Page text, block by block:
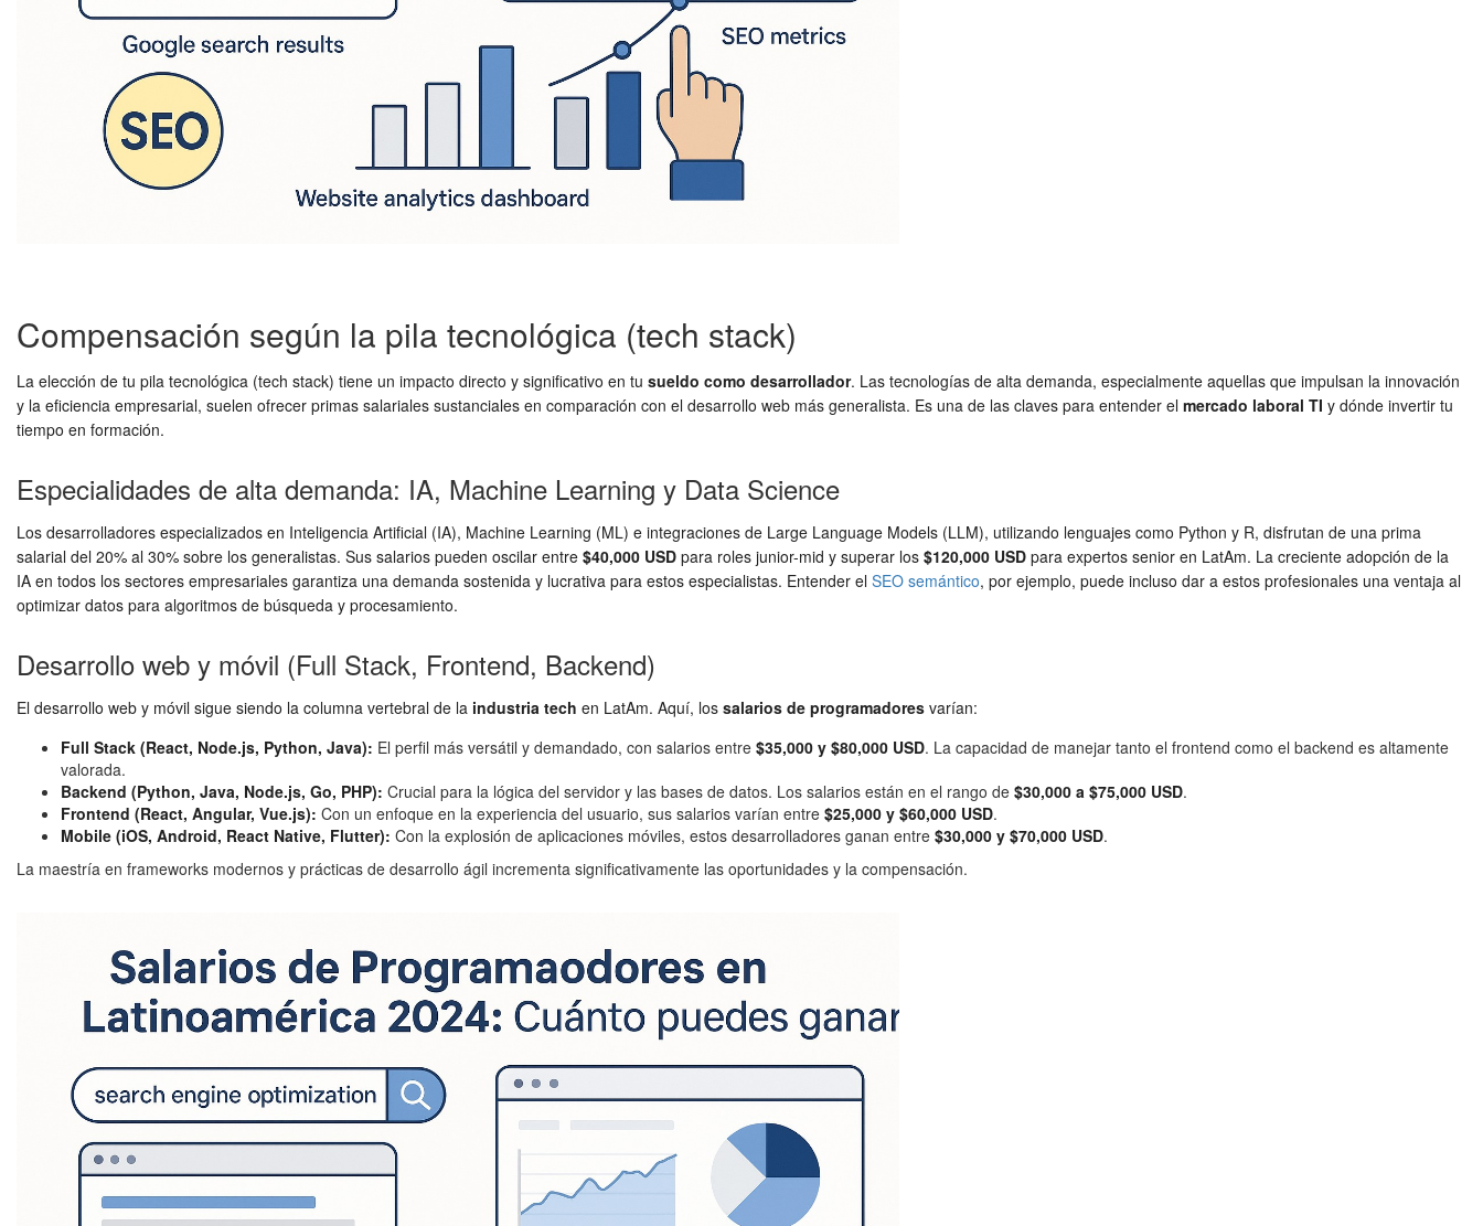
Compensación según la pila tecnológica (tech stack)
La elección de tu pila tecnológica (tech stack) tiene un impacto directo y significativo en tu sueldo como desarrollador. Las tecnologías de alta demanda, especialmente aquellas que impulsan la innovación
y la eficiencia empresarial, suelen ofrecer primas salariales sustanciales en comparación con el desarrollo web más generalista. Es una de las claves para entender el mercado laboral TI y dónde invertir tu
tiempo en formación.
Especialidades de alta demanda: IA, Machine Learning y Data Science
Los desarrolladores especializados en Inteligencia Artificial (IA), Machine Learning (ML) e integraciones de Large Language Models (LLM), utilizando lenguajes como Python y R, disfrutan de una prima
salarial del 20% al 30% sobre los generalistas. Sus salarios pueden oscilar entre $40,000 USD para roles junior-mid y superar los $120,000 USD para expertos senior en LatAm. La creciente adopción de la
IA en todos los sectores empresariales garantiza una demanda sostenida y lucrativa para estos especialistas. Entender el SEO semántico, por ejemplo, puede incluso dar a estos profesionales una ventaja al
optimizar datos para algoritmos de búsqueda y procesamiento.
Desarrollo web y móvil (Full Stack, Frontend, Backend)
El desarrollo web y móvil sigue siendo la columna vertebral de la industria tech en LatAm. Aquí, los salarios de programadores varían:
Full Stack (React, Node.js, Python, Java): El perfil más versátil y demandado, con salarios entre $35,000 y $80,000 USD. La capacidad de manejar tanto el frontend como el backend es altamente
valorada.
Backend (Python, Java, Node.js, Go, PHP): Crucial para la lógica del servidor y las bases de datos. Los salarios están en el rango de $30,000 a $75,000 USD.
Frontend (React, Angular, Vue.js): Con un enfoque en la experiencia del usuario, sus salarios varían entre $25,000 y $60,000 USD.
Mobile (iOS, Android, React Native, Flutter): Con la explosión de aplicaciones móviles, estos desarrolladores ganan entre $30,000 y $70,000 USD.
La maestría en frameworks modernos y prácticas de desarrollo ágil incrementa significativamente las oportunidades y la compensación.